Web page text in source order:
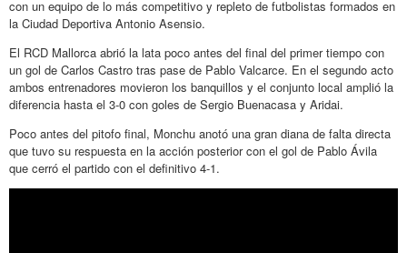
con un equipo de lo más competitivo y repleto de futbolistas formados en
la Ciudad Deportiva Antonio Asensio.
El RCD Mallorca abrió la lata poco antes del final del primer tiempo con
un gol de Carlos Castro tras pase de Pablo Valcarce. En el segundo acto
ambos entrenadores movieron los banquillos y el conjunto local amplió la
diferencia hasta el 3-0 con goles de Sergio Buenacasa y Aridai.
Poco antes del pitofo final, Monchu anotó una gran diana de falta directa
que tuvo su respuesta en la acción posterior con el gol de Pablo Ávila
que cerró el partido con el definitivo 4-1.